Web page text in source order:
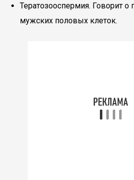
Тератозооспермия. Говорит о
мужских половых клеток.